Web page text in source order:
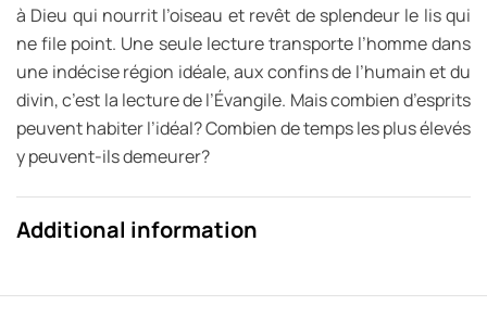
à Dieu qui nourrit l’oiseau et revêt de splendeur le lis qui
ne file point. Une seule lecture transporte l’homme dans
une indécise région idéale, aux confins de l’humain et du
divin, c’est la lecture de l’Évangile. Mais combien d’esprits
peuvent habiter l’idéal? Combien de temps les plus élevés
y peuvent-ils demeurer?
Additional information